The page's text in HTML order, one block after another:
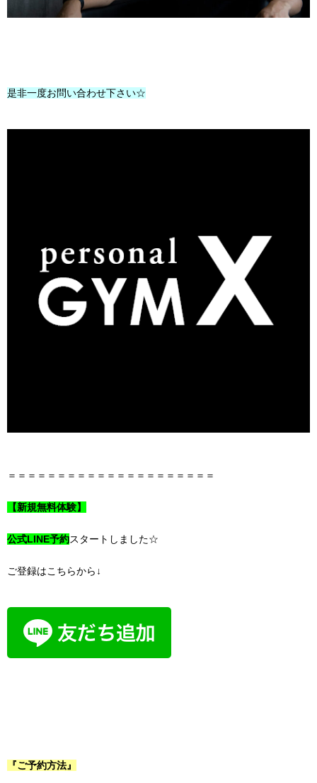
是非一度お問い合わせ下さい☆
＝＝＝＝＝＝＝＝＝＝＝＝＝＝＝＝＝＝＝＝＝
【新規無料体験】
公式LINE予約スタートしました☆
ご登録はこちらから↓
『ご予約方法』